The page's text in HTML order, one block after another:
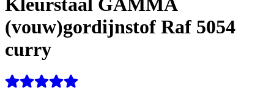
Kleurstaal GAMMA
(vouw)gordijnstof Raf 5054
curry